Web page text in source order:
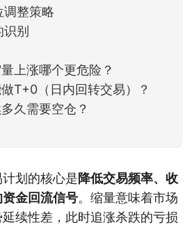
调整策略
别
上涨哪个更危险？
T+0（日内回转交易）？
久需要空仓？
划的核心是降低交易频率、收
金回流信号。缩量意味着市场
续性差，此时追涨杀跌的亏损